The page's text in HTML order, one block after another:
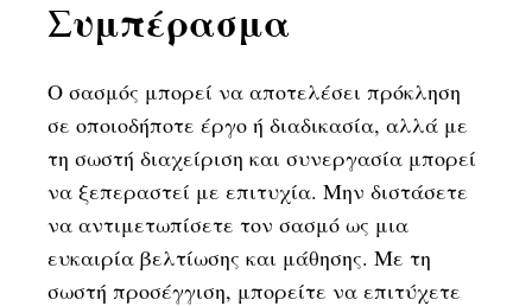
Συμπέρασμα
Ο σασμός μπορεί να αποτελέσει πρόκληση
σε οποιοδήποτε έργο ή διαδικασία, αλλά με
τη σωστή διαχείριση και συνεργασία μπορεί
να ξεπεραστεί με επιτυχία. Μην διστάσετε
να αντιμετωπίσετε τον σασμό ως μια
ευκαιρία βελτίωσης και μάθησης. Με τη
σωστή προσέγγιση, μπορείτε να επιτύχετε